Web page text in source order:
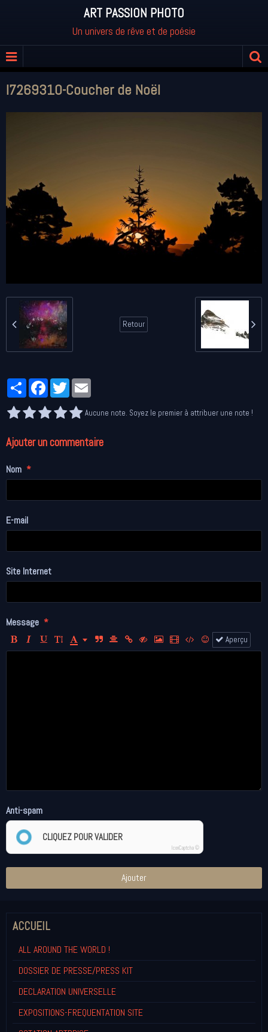
ART PASSION PHOTO
Un univers de rêve et de poésie
I7269310-Coucher de Noël
Retour
PartagerFacebookTwitter
Aucune note. Soyez le premier à attribuer une note !
Ajouter un commentaire
Nom
E-mail
Site Internet
Message
Aperçu
Anti-spam
CLIQUEZ POUR VALIDER
IconCaptcha ©
Ajouter
ACCUEIL
ALL AROUND THE WORLD !
DOSSIER DE PRESSE/PRESS KIT
DECLARATION UNIVERSELLE
EXPOSITIONS-FREQUENTATION SITE